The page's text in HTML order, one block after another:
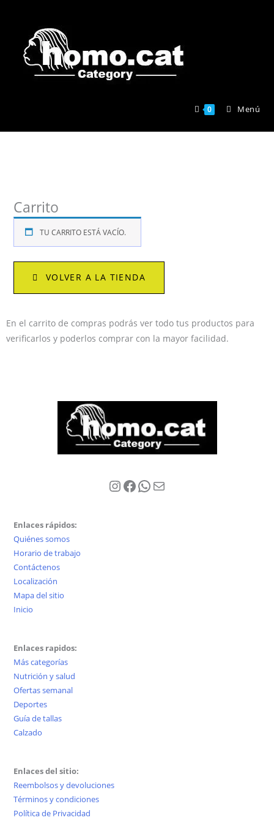
contenido
0 Menú
Carrito
TU CARRITO ESTÁ VACÍO.
VOLVER A LA TIENDA
En el carrito de compras podrás ver todo tus productos para
verificarlos y poderlos comprar con la mayor facilidad.
Instagram
Facebook
WhatsApp
Correo electrónico
Enlaces rápidos:
Quiénes somos
Horario de trabajo
Contáctenos
Localización
Mapa del sitio
Inicio
Enlaces rapidos:
Más categorías
Nutrición y salud
Ofertas semanal
Deportes
Guía de tallas
Calzado
Enlaces del sitio:
Reembolsos y devoluciones
Términos y condiciones
Política de Privacidad